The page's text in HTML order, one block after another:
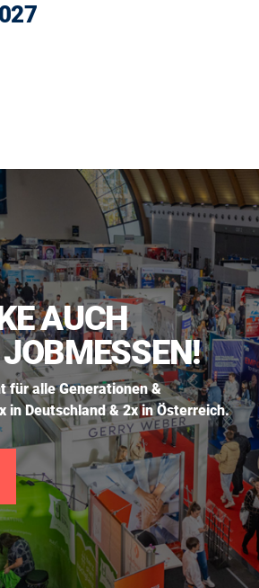
AUCH
für alle Generationen &
in Deutschland & 2x in Österreich.